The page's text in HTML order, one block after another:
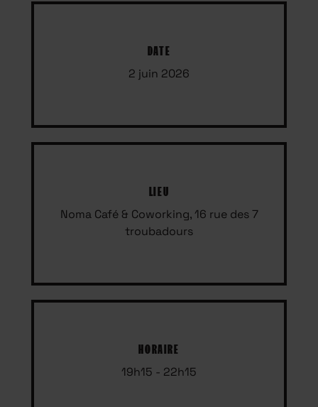
DATE
2 juin 2026
LIEU
Noma Café & Coworking, 16 rue des 7
troubadours
HORAIRE
19h15 - 22h15